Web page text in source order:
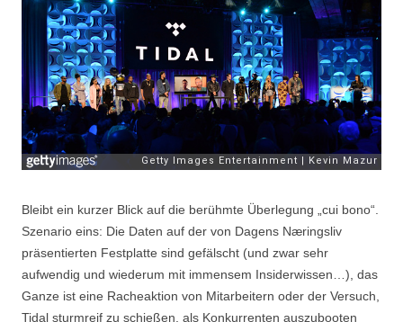
Bleibt ein kurzer Blick auf die berühmte Überlegung „cui bono“.
Szenario eins: Die Daten auf der von Dagens Næringsliv
präsentierten Festplatte sind gefälscht (und zwar sehr
aufwendig und wiederum mit immensem Insiderwissen…), das
Ganze ist eine Racheaktion von Mitarbeitern oder der Versuch,
Tidal sturmreif zu schießen, als Konkurrenten auszubooten